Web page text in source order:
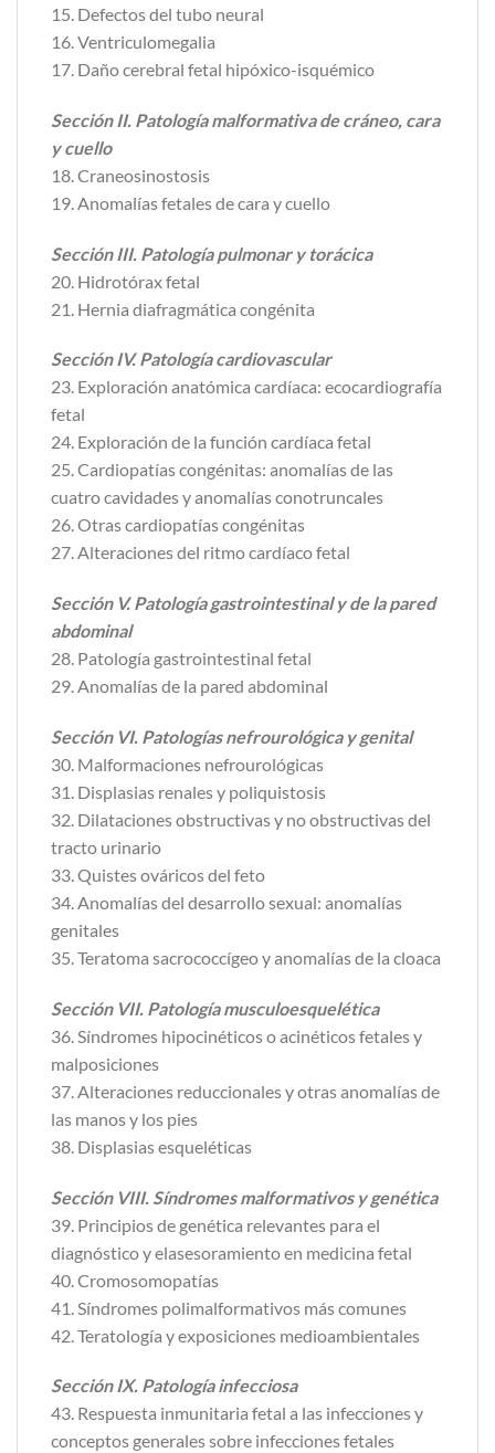
15. Defectos del tubo neural
16. Ventriculomegalia
17. Daño cerebral fetal hipóxico-isquémico
Sección II. Patología malformativa de cráneo, cara
y cuello
18. Craneosinostosis
19. Anomalías fetales de cara y cuello
Sección III. Patología pulmonar y torácica
20. Hidrotórax fetal
21. Hernia diafragmática congénita
Sección IV. Patología cardiovascular
23. Exploración anatómica cardíaca: ecocardiografía
fetal
24. Exploración de la función cardíaca fetal
25. Cardiopatías congénitas: anomalías de las
cuatro cavidades y anomalías conotruncales
26. Otras cardiopatías congénitas
27. Alteraciones del ritmo cardíaco fetal
Sección V. Patología gastrointestinal y de la pared
abdominal
28. Patología gastrointestinal fetal
29. Anomalías de la pared abdominal
Sección VI. Patologías nefrourológica y genital
30. Malformaciones nefrourológicas
31. Displasias renales y poliquistosis
32. Dilataciones obstructivas y no obstructivas del
tracto urinario
33. Quistes ováricos del feto
34. Anomalías del desarrollo sexual: anomalías
genitales
35. Teratoma sacrococcígeo y anomalías de la cloaca
Sección VII. Patología musculoesquelética
36. Síndromes hipocinéticos o acinéticos fetales y
malposiciones
37. Alteraciones reduccionales y otras anomalías de
las manos y los pies
38. Displasias esqueléticas
Sección VIII. Síndromes malformativos y genética
39. Principios de genética relevantes para el
diagnóstico y elasesoramiento en medicina fetal
40. Cromosomopatías
41. Síndromes polimalformativos más comunes
42. Teratología y exposiciones medioambientales
Sección IX. Patología infecciosa
43. Respuesta inmunitaria fetal a las infecciones y
conceptos generales sobre infecciones fetales